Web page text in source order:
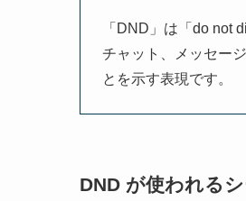
「DND」は「do not
チャット、メッセー
とを示す表現です。
DND が使われる